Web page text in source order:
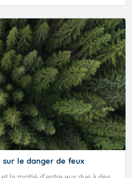
sur le danger de feux